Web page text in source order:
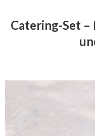
Geschäft
Catering-Set